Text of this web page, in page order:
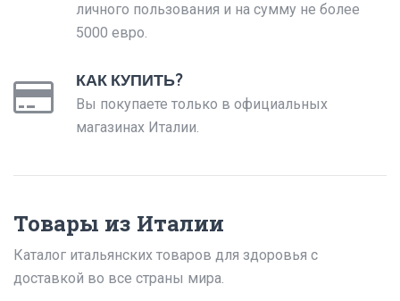
личного пользования и на сумму не более
5000 евро.
КАК КУПИТЬ?
Вы покупаете только в официальных
магазинах Италии.
Товары из Италии
Каталог итальянских товаров для здоровья с
доставкой во все страны мира.